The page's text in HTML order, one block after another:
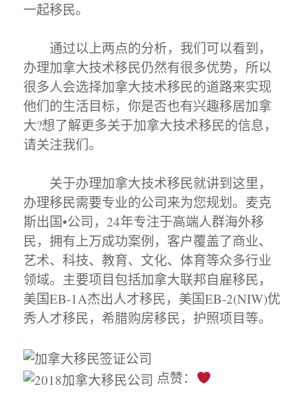
一起移民。
通过以上两点的分析，我们可以看到，
办理加拿大技术移民仍然有很多优势，所以
很多人会选择加拿大技术移民的道路来实现
他们的生活目标，你是否也有兴趣移居加拿
大?想了解更多关于加拿大技术移民的信息，
请关注我们。
关于办理加拿大技术移民就讲到这里，
办理移民需要专业的公司来为您规划。麦克
斯出国•公司，24年专注于高端人群海外移
民，拥有上万成功案例，客户覆盖了商业、
艺术、科技、教育、文化、体育等众多行业
领域。主要项目包括加拿大联邦自雇移民，
美国EB-1A杰出人才移民，美国EB-2(NIW)优
秀人才移民，希腊购房移民，护照项目等。
点赞：